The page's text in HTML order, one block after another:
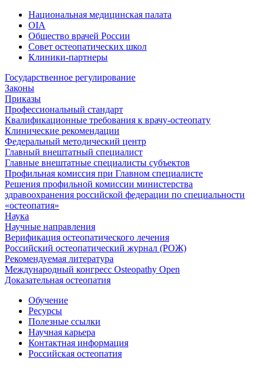
Национальная медицинская палата
OIA
Общество врачей России
Совет остеопатических школ
Клиники-партнеры
Государственное регулирование
Законы
Приказы
Профессиональный стандарт
Квалификационные требования к врачу-остеопату
Клинические рекомендации
Федеральный методический центр
Главный внештатный специалист
Главные внештатные специалисты субъектов
Профильная комиссия при Главном специалисте
Решения профильной комиссии министерства
здравоохранения российской федерации по специальности
«остеопатия»
Наука
Научные направления
Верификация остеопатического лечения
Российский остеопатический журнал (РОЖ)
Рекомендуемая литература
Международный конгресс Osteopathy Open
Доказательная остеопатия
Обучение
Ресурсы
Полезные ссылки
Научная карьера
Контактная информация
Российская остеопатия